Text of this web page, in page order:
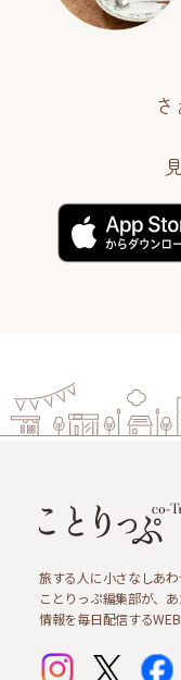
旅する人に小さなしあわ
ことりっぷ編集部が、
情報を毎日配信するWEB